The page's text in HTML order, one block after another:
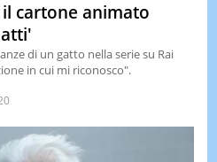
cartone animato
di un gatto nella serie su Rai
in cui mi riconosco".